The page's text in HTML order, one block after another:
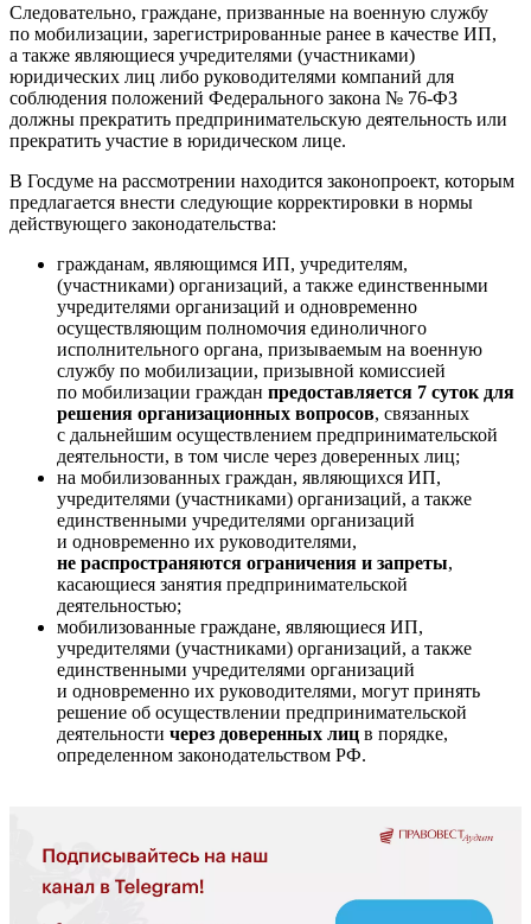
Следовательно, граждане, призванные на военную службу
по мобилизации, зарегистрированные ранее в качестве ИП,
а также являющиеся учредителями (участниками)
юридических лиц либо руководителями компаний для
соблюдения положений Федерального закона № 76-ФЗ
должны прекратить предпринимательскую деятельность или
прекратить участие в юридическом лице.
В Госдуме на рассмотрении находится законопроект, которым
предлагается внести следующие корректировки в нормы
действующего законодательства:
гражданам, являющимся ИП, учредителям,
(участниками) организаций, а также единственными
учредителями организаций и одновременно
осуществляющим полномочия единоличного
исполнительного органа, призываемым на военную
службу по мобилизации, призывной комиссией
по мобилизации граждан предоставляется 7 суток для
решения организационных вопросов, связанных
с дальнейшим осуществлением предпринимательской
деятельности, в том числе через доверенных лиц;
на мобилизованных граждан, являющихся ИП,
учредителями (участниками) организаций, а также
единственными учредителями организаций
и одновременно их руководителями,
не распространяются ограничения и запреты,
касающиеся занятия предпринимательской
деятельностью;
мобилизованные граждане, являющиеся ИП,
учредителями (участниками) организаций, а также
единственными учредителями организаций
и одновременно их руководителями, могут принять
решение об осуществлении предпринимательской
деятельности через доверенных лиц в порядке,
определенном законодательством РФ.